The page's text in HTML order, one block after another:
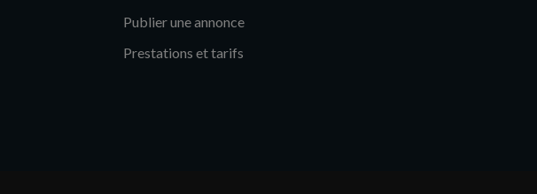
Publier une annonce
Prestations et tarifs